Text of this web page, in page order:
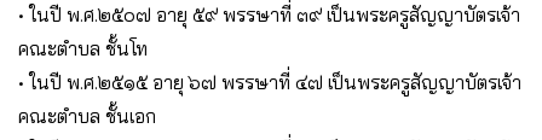
• ในปี พ.ศ.๒๕๐๗ อายุ ๕๙ พรรษาที่ ๓๙ เป็นพระครูสัญญาบัตรเจ้า
คณะตำบล ชั้นโท
• ในปี พ.ศ.๒๕๑๕ อายุ ๖๗ พรรษาที่ ๔๗ เป็นพระครูสัญญาบัตรเจ้า
คณะตำบล ชั้นเอก